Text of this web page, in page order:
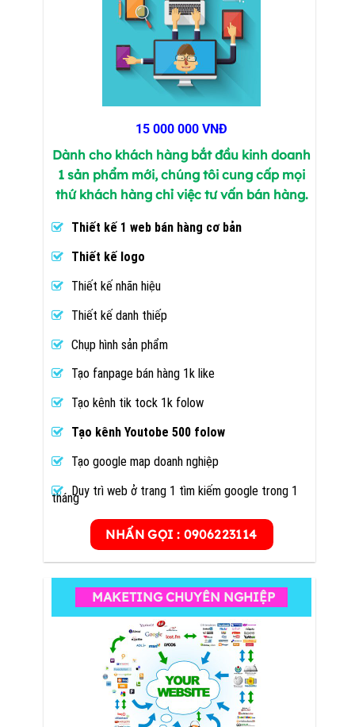
15 000 000 VNĐ
Dành cho khách hàng bắt đầu kinh doanh
1 sản phẩm mới, chúng tôi cung cấp mọi
thứ khách hàng chỉ việc tư vấn bán hàng.
Thiết kế 1 web bán hàng cơ bản
Thiết kế logo
Thiết kế nhãn hiệu
Thiết kế danh thiếp
Chụp hình sản phẩm
Tạo fanpage bán hàng 1k like
Tạo kênh tik tock 1k folow
Tạo kênh Youtobe 500 folow
Tạo google map doanh nghiệp
Duy trì web ở trang 1 tìm kiếm google trong 1
tháng
NHẤN GỌI : 0906223114
MAKETING CHUYÊN NGHIỆP